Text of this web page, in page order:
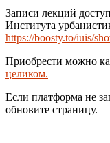
Записи лекций
Института
https://boosty.to/iuis/
Приобрести можно
целиком.
Если платформа не
обновите страницу.